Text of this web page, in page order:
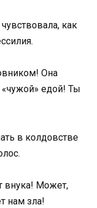
как
Она
едой! Ты
в колдовстве
внука! Может,
нам зла!